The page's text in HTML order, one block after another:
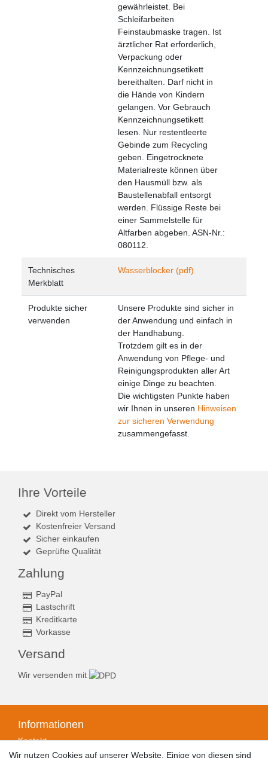
gewährleistet. Bei
Schleifarbeiten
Feinstaubmaske tragen. Ist
ärztlicher Rat erforderlich,
Verpackung oder
Kennzeichnungsetikett
bereithalten. Darf nicht in
die Hände von Kindern
gelangen. Vor Gebrauch
Kennzeichnungsetikett
lesen. Nur restentleerte
Gebinde zum Recycling
geben. Eingetrocknete
Materialreste können über
den Hausmüll bzw. als
Baustellenabfall entsorgt
werden. Flüssige Reste bei
einer Sammelstelle für
Altfarben abgeben. ASN-Nr.:
080112.
Technisches
Merkblatt
Wasserblocker (pdf)
Produkte sicher
verwenden
Unsere Produkte sind sicher in
der Anwendung und einfach in
der Handhabung.
Trotzdem gilt es in der
Anwendung von Pflege- und
Reinigungsprodukten aller Art
einige Dinge zu beachten.
Die wichtigsten Punkte haben
wir Ihnen in unseren Hinweisen
zur sicheren Verwendung
zusammengefasst.
Ihre Vorteile
Direkt vom Hersteller
Kostenfreier Versand
Sicher einkaufen
Geprüfte Qualität
Zahlung
PayPal
Lastschrift
Kreditkarte
Vorkasse
Versand
Wir versenden mit
Informationen
Kontakt
Zahlungsarten
Wir nutzen Cookies auf unserer Website. Einige von diesen sind